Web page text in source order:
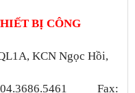
BỊ CÔNG
KCN Ngọc Hồi,
Fax: